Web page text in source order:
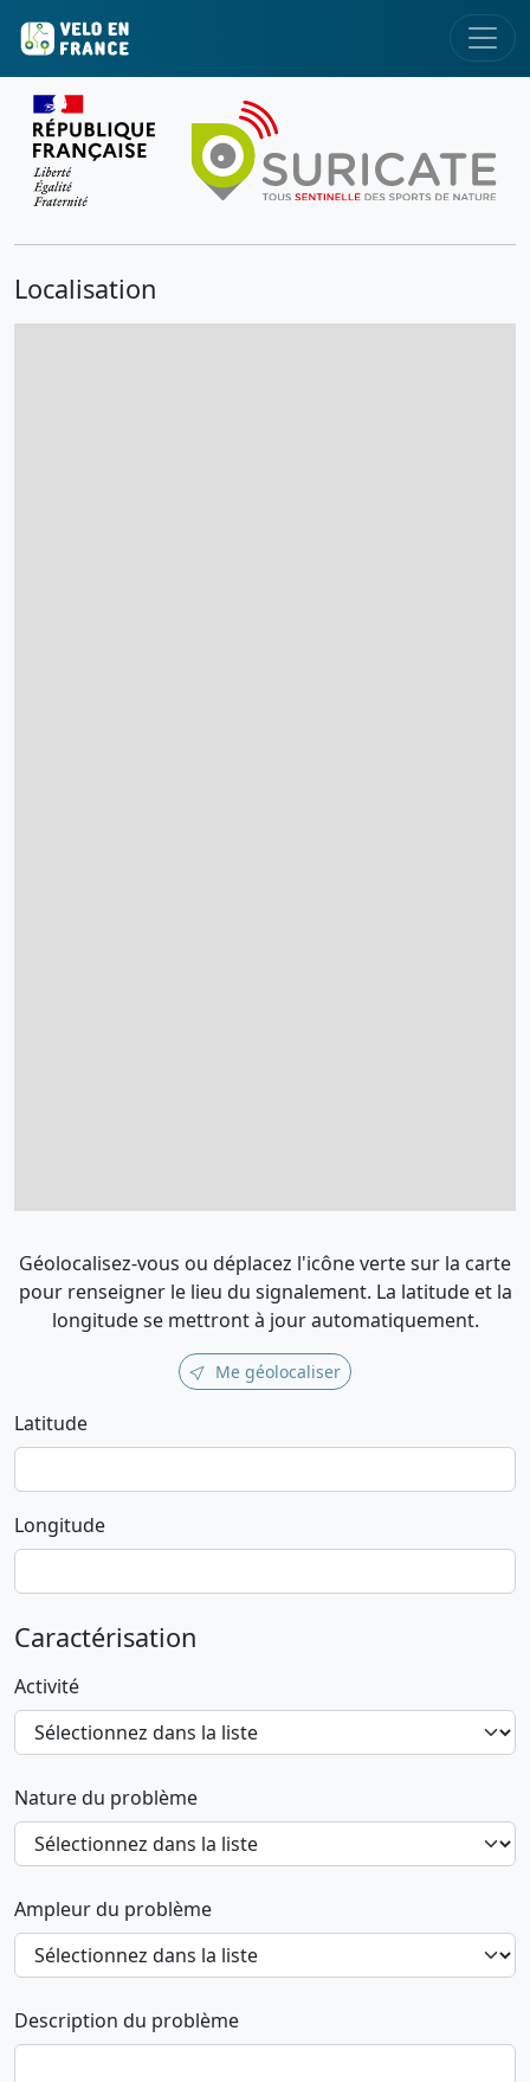
Localisation
Géolocalisez-vous ou déplacez l'icône verte sur la carte
pour renseigner le lieu du signalement. La latitude et la
longitude se mettront à jour automatiquement.
Me géolocaliser
Latitude
Longitude
Caractérisation
Activité
Nature du problème
Ampleur du problème
Description du problème